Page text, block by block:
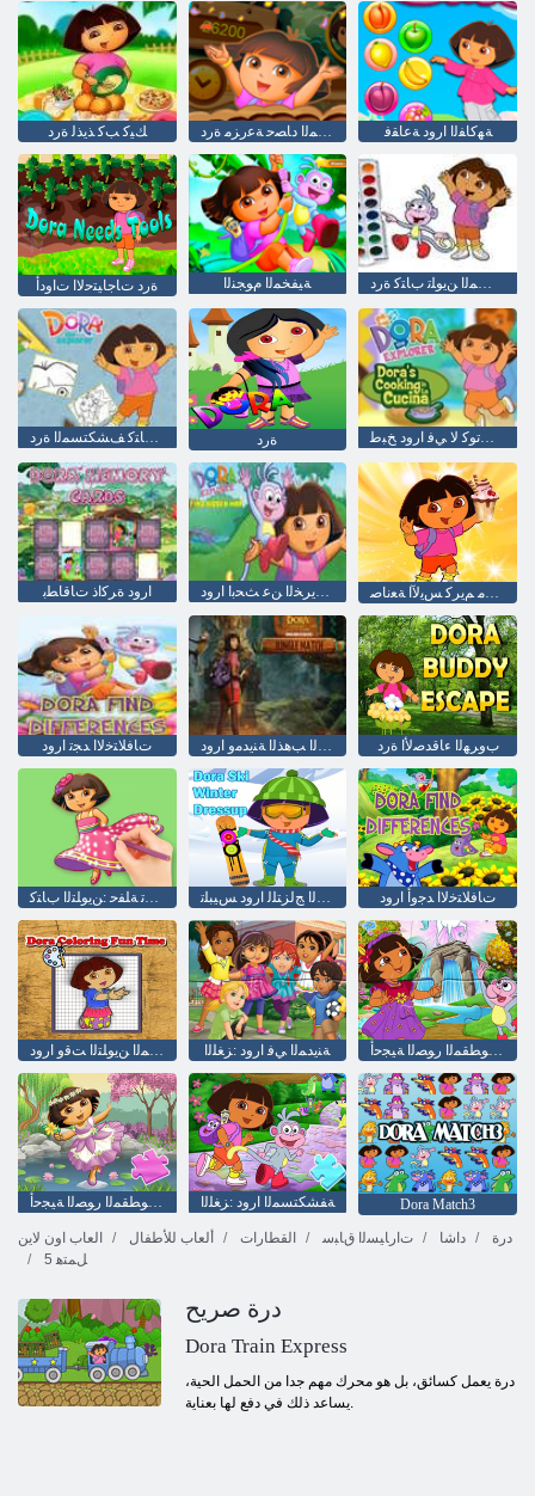
ﻚﻴﻛ ﺐﻛ ﺬﻳﺬﻟ ﺓﺭﺩ ﻢﺳﻮﻤﻟﺍ ﺩﺎﺼﺣ ﺔﻋﺭﺰﻣ ﺓﺭﺩ ﺔﻬﻛﺎﻔﻟﺍ ﺍﺭﻭﺩ ﺔﻋﺎﻘﻓ
ﺓﺭﺩ ﺕﺎﺟﺎﻴﺘﺣﻻ ﺍ ﺕﺍﻭﺩﺃ ﺔﻴﻔﺨﻤﻟﺍ ﻡﻮﺠﻨﻟﺍ ﻒﺸﻜﺘﺴﻤﻟﺍ ﻦﻳﻮﻠﺗ ﺏﺎﺘﻛ ﺓﺭﺩ
ﻦﻳﻮﻠﺘﻟﺍ ﺏﺎﺘﻛ ﻒﺸﻜﺘﺴﻤﻟﺍ ﺓﺭﺩ ﺓﺭﺩ ﺎﻨﻴﺸﺗﻮﻛ ﻻ ﻲﻓ ﺍﺭﻭﺩ ﺦﺒﻃ
ﺍﺭﻭﺩ ﺓﺮﻛﺍﺫ ﺕﺎﻗﺎﻄﺑ ﺔﻴﻔﺨﻤﻟﺍ ﺔﻄﻳﺮﺨﻟﺍ ﻦﻋ ﺚﺤﺑﺍ ﺍﺭﻭﺩ ﺍﺭﻭﺩ ﻊﻣ ﻢﻳﺮﻛ ﺲﻳﻵ ﺍ ﺔﻌﻧﺎﺻ
ﺕﺎﻓﻼ ﺘﺧﻻ ﺍ ﺪﺠﺗ ﺍﺭﻭﺩ ﺔﺑﺎﻐﻟﺍ ﺓﺍﺭﺎﺒﻣ :ﺓﺩﻮﻘﻔﻤﻟﺍ ﺐﻫﺬﻟﺍ ﺔﻨﻳﺪﻣﻭ ﺍﺭﻭﺩ ﺏﻭﺮﻬﻟﺍ ءﺎﻗﺪﺻﻷ ﺍ ﺓﺭﺩ
ﺍﺭﻭﺩ ﺮﻴﻀﺤﺗ ﺔﻠﻔﺣ :ﻦﻳﻮﻠﺘﻟﺍ ﺏﺎﺘﻛ ﻱﻮﺘﺸﻟﺍ ﺞﻟﺰﺘﻠﻟ ﺍﺭﻭﺩ ﺲﻴﺒﻠﺗ ﺕﺎﻓﻼ ﺘﺧﻻ ﺍ ﺪﺟﻭﺃ ﺍﺭﻭﺩ
ﻊﺘﻤﻤﻟﺍ ﻦﻳﻮﻠﺘﻟﺍ ﺖﻗﻭ ﺍﺭﻭﺩ ﺔﻨﻳﺪﻤﻟﺍ ﻲﻓ ﺍﺭﻭﺩ :ﺰﻐﻠﻟﺍ ﺪﻧﻻ ﺭﺪﻧﻭ ﺍﺭﻭﺩ :ﺔﻋﻮﻄﻘﻤﻟﺍ ﺭﻮﺼﻟﺍ ﺔﻴﺠﺣﺃ
ﺍﺭﻭﺩ ﺓﺮﻴﺤﺑ ﺔﺼﻗﺭ :ﺔﻋﻮﻄﻘﻤﻟﺍ ﺭﻮﺼﻟﺍ ﺔﻴﺠﺣﺃ ﺔﻔﺸﻜﺘﺴﻤﻟﺍ ﺍﺭﻭﺩ :ﺰﻐﻠﻟﺍ
Dora Match3
العاب اون لاين
ألعاب للأطفال القطارات ﺕﺍﺭﺎﻴﺴﻟﺍ ﻕﺎﺒﺳ داشا
درة
5 ﻞﻤﺘﻫ
درة صريح
Dora Train Express
درة يعمل كسائق، بل هو محرك مهم جدا من الحمل الحية،